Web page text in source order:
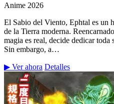
Anime 2026
El Sabio del Viento, Ephtal es un
de la Tierra moderna.
magia es real, decide dedicar toda
Sin embargo, a…
▶ Ver ahora Detalles